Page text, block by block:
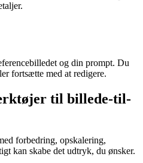
og din prompt. Du
fortsætte med at redigere.
til billede-til-
forbedring, opskalering,
kan skabe det udtryk, du ønsker.